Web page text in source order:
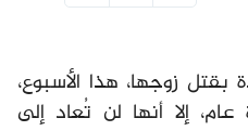
زوجها، هذا الأسبوع،
إلا أنها لن تُعاد إلى